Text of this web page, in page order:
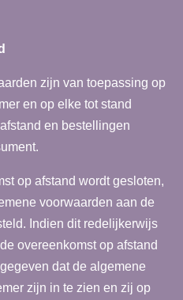
zijn van toepassing op
en op elke tot stand
en bestellingen
op afstand wordt gesloten,
voorwaarden aan de
Indien dit redelijkerwijs
overeenkomst op afstand
dat de algemene
zijn in te zien en zij op